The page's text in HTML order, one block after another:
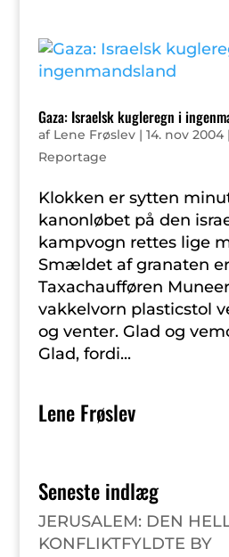
Gaza: Israelsk kugleregn i
af Lene Frøslev| 14. nov 2004|
Reportage
Klokken er sytten
kanonløbet på den
kampvogn rettes lige
Smældet af granaten
Taxachaufføren
vakkelvorn plasticstol
og venter. Glad og
Glad, fordi...
Lene Frøslev
Seneste indlæg
JERUSALEM: DEN
KONFLIKTFYLDTE BY